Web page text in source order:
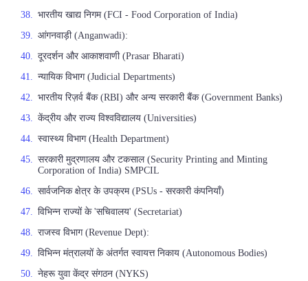
भारतीय खाद्य निगम (FCI - Food Corporation of India)
आंगनवाड़ी (Anganwadi):
दूरदर्शन और आकाशवाणी (Prasar Bharati)
न्यायिक विभाग (Judicial Departments)
भारतीय रिज़र्व बैंक (RBI) और अन्य सरकारी बैंक (Government Banks)
केंद्रीय और राज्य विश्वविद्यालय (Universities)
स्वास्थ्य विभाग (Health Department)
सरकारी मुद्रणालय और टकसाल (Security Printing and Minting
Corporation of India) SMPCIL
सार्वजनिक क्षेत्र के उपक्रम (PSUs - सरकारी कंपनियाँ)
विभिन्न राज्यों के 'सचिवालय' (Secretariat)
राजस्व विभाग (Revenue Dept):
विभिन्न मंत्रालयों के अंतर्गत स्वायत्त निकाय (Autonomous Bodies)
नेहरू युवा केंद्र संगठन (NYKS)